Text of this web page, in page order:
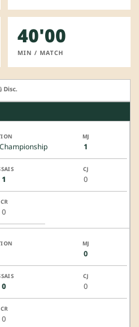
40'00
MIN / MATCH
Disc.
1
1 0
0
0
0 0
0